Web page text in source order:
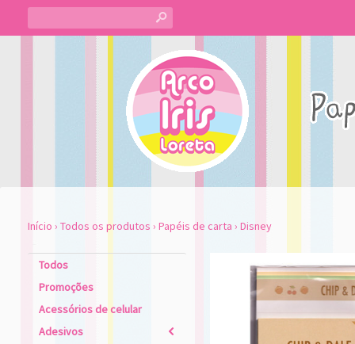
s
Início › Todos os produtos › Papéis de carta › Disney
Todos
Promoções
Acessórios de celular
Adesivos
2